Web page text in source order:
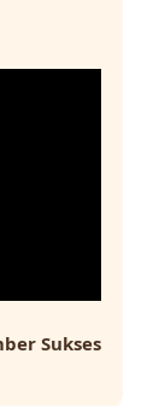
Sukses